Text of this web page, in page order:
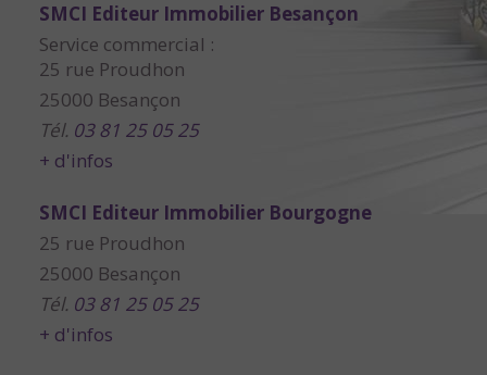
SMCI Editeur Immobilier Besançon
Service commercial :
25 rue Proudhon
25000 Besançon
Tél. 03 81 25 05 25
+ d'infos
SMCI Editeur Immobilier Bourgogne
25 rue Proudhon
25000 Besançon
Tél. 03 81 25 05 25
+ d'infos